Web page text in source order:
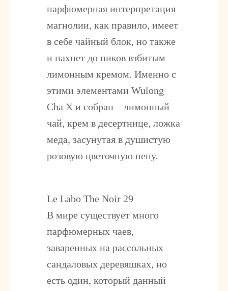
парфюмерная интерпретация
магнолии, как правило, имеет
в себе чайный блок, но также
и пахнет до пиков взбитым
лимонным кремом. Именно с
этими элементами Wulong
Cha X и собран – лимонный
чай, крем в десертнице, ложка
меда, засунутая в душистую
розовую цветочную пену.
Le Labo The Noir 29
В мире существует много
парфюмерных чаев,
заваренных на рассольных
сандаловых деревяшках, но
есть один, который данный